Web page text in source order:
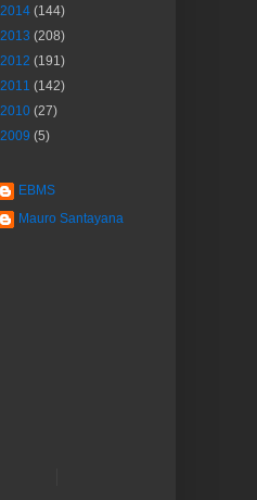
2014 (144)
2013 (208)
2012 (191)
2011 (142)
2010 (27)
2009 (5)
EBMS
Mauro Santayana